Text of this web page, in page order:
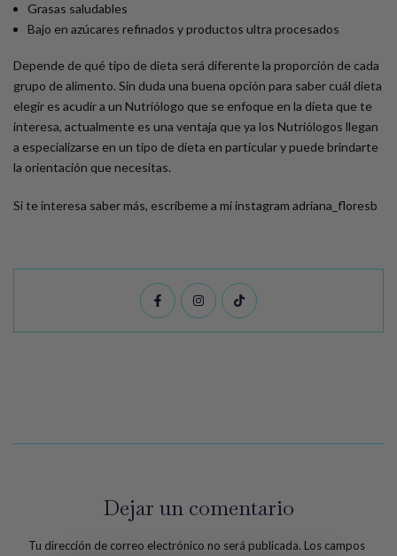
Grasas saludables
Bajo en azúcares refinados y productos ultra procesados
Depende de qué tipo de dieta será diferente la proporción de cada
grupo de alimento. Sin duda una buena opción para saber cuál dieta
elegir es acudir a un Nutriólogo que se enfoque en la dieta que te
interesa, actualmente es una ventaja que ya los Nutriólogos llegan
a especializarse en un tipo de dieta en particular y puede brindarte
la orientación que necesitas.
Si te interesa saber más, escríbeme a mi instagram adriana_floresb
Dejar un comentario
Tu dirección de correo electrónico no será publicada. Los campos